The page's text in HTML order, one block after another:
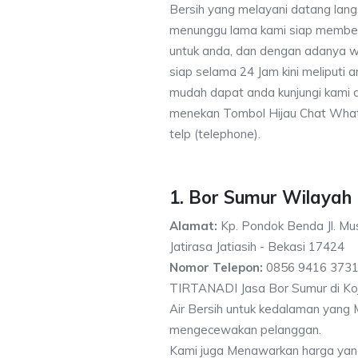
Bersih yang melayani datang
menunggu lama kami siap
untuk anda, dan dengan adanya
siap selama 24 Jam kini meliputi
mudah dapat anda kunjungi kami
menekan Tombol Hijau Chat
telp (telephone).
1. Bor Sumur Wilayah
Alamat: Kp. Pondok Benda Jl.
Jatirasa Jatiasih - Bekasi 17424
Nomor Telepon: 0856 9416
TIRTANADI Jasa Bor Sumur di
Air Bersih untuk kedalaman yang
mengecewakan pelanggan.
Kami juga Menawarkan harga